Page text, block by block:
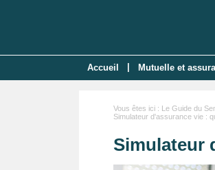
Accueil Mutuelle et
Vous êtes ici : Le Guide du
Simulateur d'assurance vie :
Simulateur